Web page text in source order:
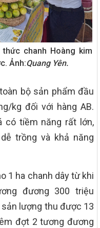
chanh Hoàng kim
Ảnh:Quang Yên.
bộ sản phẩm đầu
kg đối với hàng AB.
có tiềm năng rất lớn,
trồng và khả năng
1 ha chanh dây từ khi
đương 300 triệu
lượng thu được 13
đợt 2 tương đương